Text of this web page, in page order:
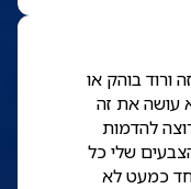
ורוד בוהק או
עושה את זה
להדמות
שלי כל
כמעט לא